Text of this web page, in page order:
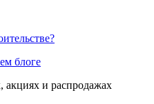
блоге
акциях и распродажах